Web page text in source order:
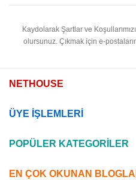
Kaydolarak Şartlar ve
olursunuz. Çıkmak için e-
NETHOUSE
ÜYE İŞLEMLERİ
POPÜLER KATEGORİLER
EN ÇOK OKUNAN